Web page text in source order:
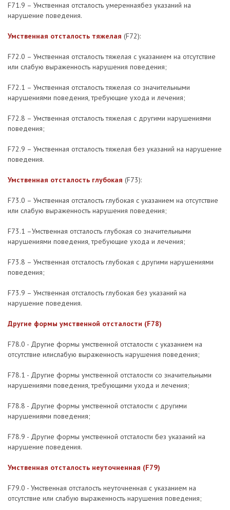
F71.9 – Умственная отсталость умереннаябез указаний на
нарушение поведения.
Умственная отсталость тяжелая (F72):
F72.0 – Умственная отсталость тяжелая с указанием на отсутствие
или слабую выраженность нарушения поведения;
F72.1 – Умственная отсталость тяжелая со значительными
нарушениями поведения, требующие ухода и лечения;
F72.8 – Умственная отсталость тяжелая с другими нарушениями
поведения;
F72.9 – Умственная отсталость тяжелая без указаний на нарушение
поведения.
Умственная отсталость глубокая (F73):
F73.0 – Умственная отсталость глубокая с указанием на отсутствие
или слабую выраженность нарушения поведения;
F73.1 –Умственная отсталость глубокая со значительными
нарушениями поведения, требующие ухода и лечения;
F73.8 – Умственная отсталость глубокая с другими нарушениями
поведения;
F73.9 – Умственная отсталость глубокая без указаний на
нарушение поведения.
Другие формы умственной отсталости (F78)
F78.0 - Другие формы умственной отсталости с указанием на
отсутствие илислабую выраженность нарушения поведения;
F78.1 - Другие формы умственной отсталости со значительными
нарушениями поведения, требующими ухода и лечения;
F78.8 - Другие формы умственной отсталости с другими
нарушениями поведения;
F78.9 - Другие формы умственной отсталости без указаний на
нарушение поведения.
Умственная отсталость неуточненная (F79)
F79.0 - Умственная отсталость неуточненная с указанием на
отсутствие или слабую выраженность нарушения поведения;